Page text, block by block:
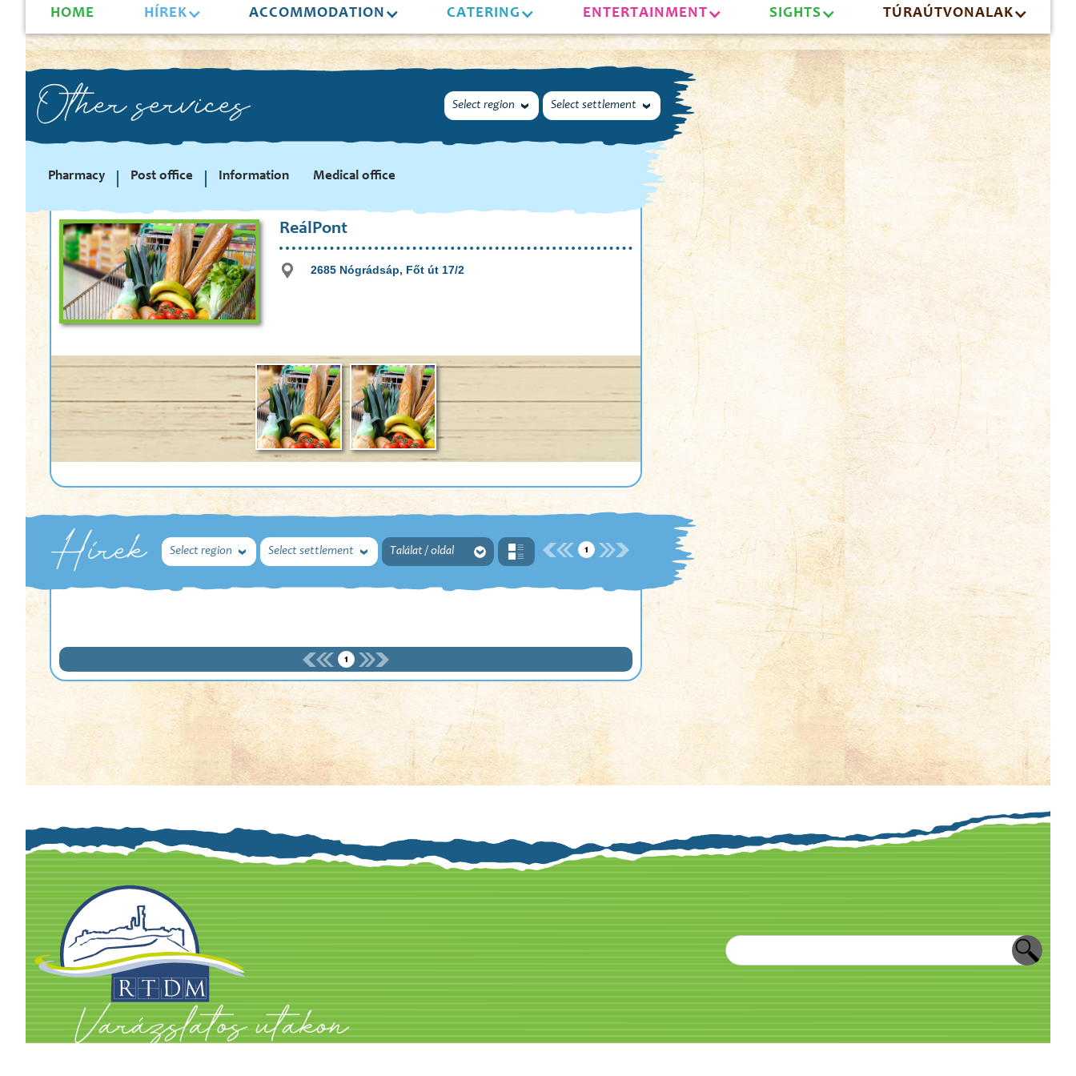
HOME HÍREK ACCOMMODATION CATERING ENTERTAINMENT SIGHTS TÚRAÚTVONALAK
Other services Select region Select settlement
Pharmacy Post office Information Medical office
ReálPont
2685 Nógrádsáp, Főt út 17/2
Hírek Select region Select settlement Találat / oldal 1
1